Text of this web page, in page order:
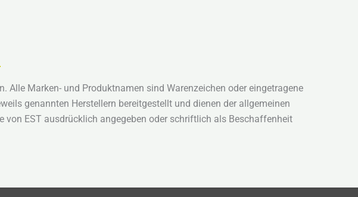
Marken- und Produktnamen sind Warenzeichen oder eingetragene
genannten Herstellern bereitgestellt und dienen der allgemeinen
EST ausdrücklich angegeben oder schriftlich als Beschaffenheit